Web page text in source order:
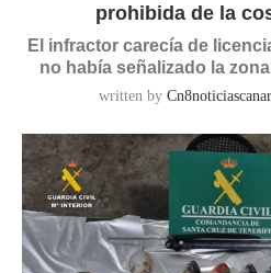
prohibida de la
El infractor carecía de
no había señalizado la
written by